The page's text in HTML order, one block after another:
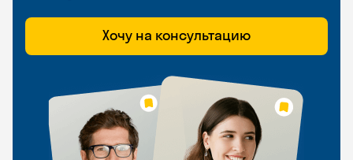
Хочу на консультацию